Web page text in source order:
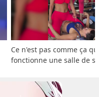
Ce n'est pas comme ça
fonctionne une salle de